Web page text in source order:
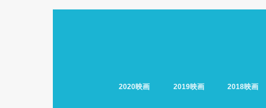
2020映画 2019映画 2018映画